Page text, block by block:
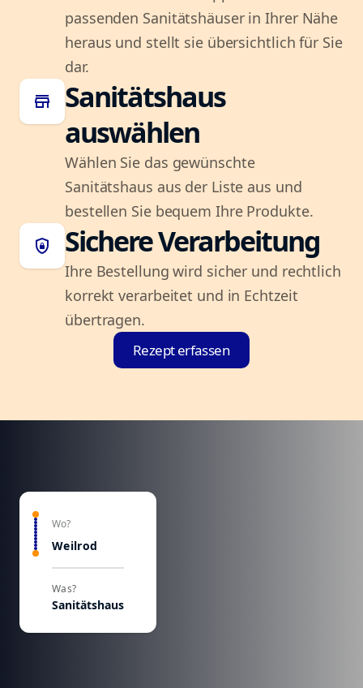
passenden Sanitätshäuser in Ihrer Nähe
heraus und stellt sie übersichtlich für Sie
dar.
store
Sanitätshaus
auswählen
Wählen Sie das gewünschte
Sanitätshaus aus der Liste aus und
bestellen Sie bequem Ihre Produkte.
shield_lock Sichere Verarbeitung
Ihre Bestellung wird sicher und rechtlich
korrekt verarbeitet und in Echtzeit
übertragen.
Rezept erfassen
Wo?
Weilrod
Was?
Sanitätshaus